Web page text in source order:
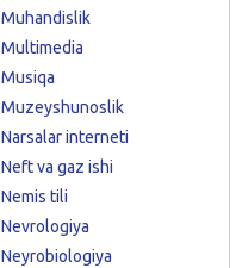
Muhandislik
Multimedia
Musiqa
Muzeyshunoslik
Narsalar interneti
Neft va gaz ishi
Nemis tili
Nevrologiya
Neyrobiologiya